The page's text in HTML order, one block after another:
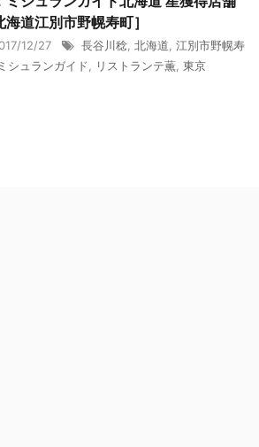
海道江別市野幌寿町］
12/27 長谷川稔, 北海道, 江別市野幌寿
ミシュランガイド, リストランテ薫, 東京